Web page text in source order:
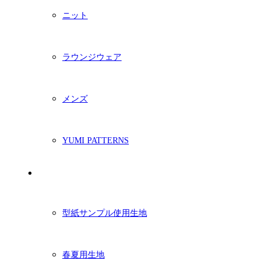
ニット
ラウンジウェア
メンズ
YUMI PATTERNS
型紙サンプル使用生地
春夏用生地